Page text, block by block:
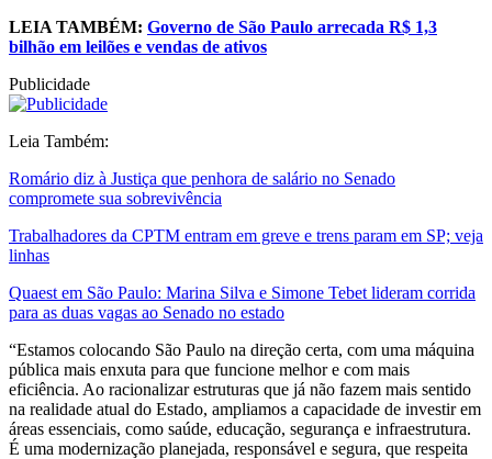
LEIA TAMBÉM: Governo de São Paulo arrecada R$ 1,3
bilhão em leilões e vendas de ativos
Publicidade
Leia Também:
Romário diz à Justiça que penhora de salário no Senado
compromete sua sobrevivência
Trabalhadores da CPTM entram em greve e trens param em SP; veja
linhas
Quaest em São Paulo: Marina Silva e Simone Tebet lideram corrida
para as duas vagas ao Senado no estado
“Estamos colocando São Paulo na direção certa, com uma máquina
pública mais enxuta para que funcione melhor e com mais
eficiência. Ao racionalizar estruturas que já não fazem mais sentido
na realidade atual do Estado, ampliamos a capacidade de investir em
áreas essenciais, como saúde, educação, segurança e infraestrutura.
É uma modernização planejada, responsável e segura, que respeita